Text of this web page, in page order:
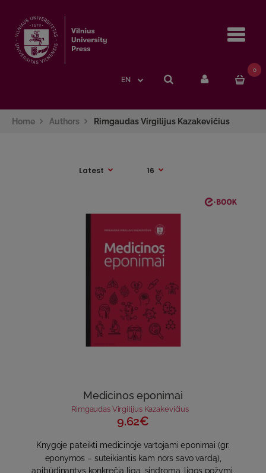
EN
0
Home Authors Rimgaudas Virgilijus Kazakevičius
Medicinos eponimai
Rimgaudas Virgilijus Kazakevičius
9.62€
Knygoje pateikti medicinoje vartojami eponimai (gr.
eponymos – suteikiantis kam nors savo vardą),
apibūdinantys konkrečią ligą, sindromą, ligos požymį,